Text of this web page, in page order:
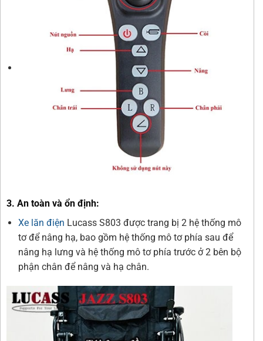
3. An toàn và ổn định:
Xe lăn điện Lucass S803 được trang bị 2 hệ thống mô
tơ để nâng hạ, bao gồm hệ thống mô tơ phía sau để
nâng hạ lưng và hệ thống mô tơ phía trước ở 2 bên bộ
phận chân để nâng và hạ chân.